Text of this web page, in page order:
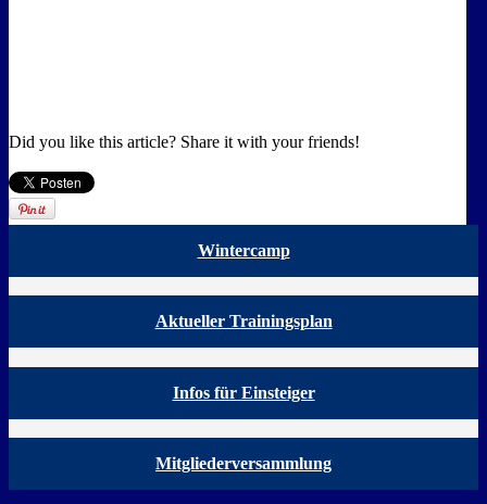
Did you like this article? Share it with your friends!
Wintercamp
Aktueller Trainingsplan
Infos für Einsteiger
Mitgliederversammlung